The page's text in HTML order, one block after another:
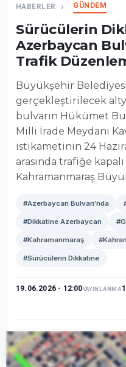
HABERLER GÜNDEM
Sürücülerin
Azerbaycan
Trafik
Büyükşehir
gerçekleştirilecek
bulvarın Hükümet
Milli İrade Meydanı
istikametinin 24
arasında trafiğe
Kahramanmaraş
#Azerbaycan Bulvarı’nda
#Dikkatine Azerbaycan
#Kahramanmaraş
#Sürücülerin Dikkatine
19.06.2026 - 12:00YAYINLANMA